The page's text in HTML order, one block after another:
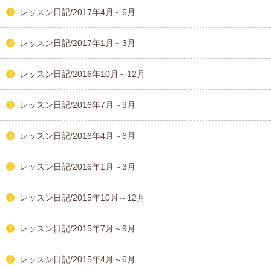
レッスン日記/2017年4月～6月
レッスン日記/2017年1月～3月
レッスン日記/2016年10月～12月
レッスン日記/2016年7月～9月
レッスン日記/2016年4月～6月
レッスン日記/2016年1月～3月
レッスン日記/2015年10月～12月
レッスン日記/2015年7月～9月
レッスン日記/2015年4月～6月